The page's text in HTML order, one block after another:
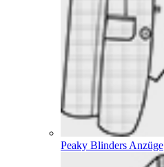
Peaky Blinders Anzüge